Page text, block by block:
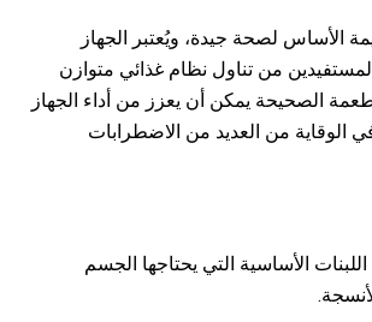
الأساس لصحة جيدة، ويُعتبر الجهاز
من تناول نظام غذائي متوازن
الصحيحة يمكن أن يعزز من أداء الجهاز
الوقاية من العديد من الاضطرابات
الأساسية التي يحتاجها الجسم